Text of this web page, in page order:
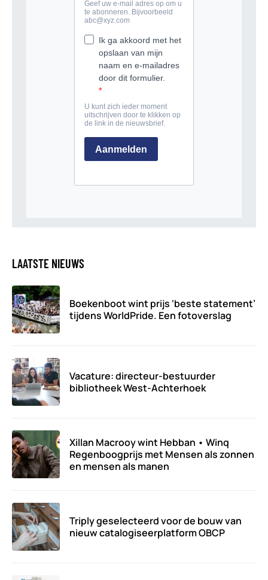
LAATSTE NIEUWS
Boekenboot wint prijs ‘beste statement’
tijdens WorldPride. Een fotoverslag
Vacature: directeur-bestuurder
bibliotheek West-Achterhoek
Xillan Macrooy wint Hebban • Winq
Regenboogprijs met Mensen als zonnen
en mensen als manen
Triply geselecteerd voor de bouw van
nieuw catalogiseerplatform OBCP